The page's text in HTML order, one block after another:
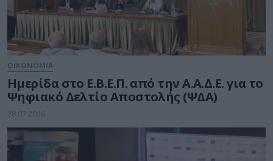
ΟΙΚΟΝΟΜΙΑ
Ημερίδα στο Ε.Β.Ε.Π. από την Α.Α.Δ.Ε. για το
Ψηφιακό Δελτίο Αποστολής (ΨΔΑ)
28.07.2026